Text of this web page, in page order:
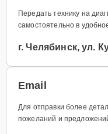
Передать технику на
самостоятельно в
г. Челябинск, ул.
Email
Для отправки более
пожеланий и